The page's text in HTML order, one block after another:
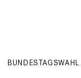
BUNDESTAGSWAHL